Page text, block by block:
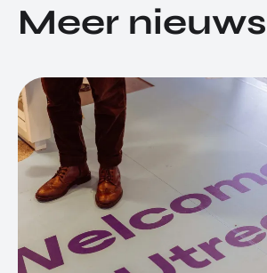
Meer nieuws